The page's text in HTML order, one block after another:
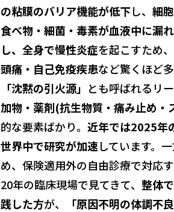
の粘膜のバリア機能が低下し、 細
食べ物・細菌・毒素が血液中に漏
し、全身で慢性炎症を起こすため、
頭痛・自己免疫疾患など驚くほど
「沈黙の引火源」 とも呼ばれるリ
加物・薬剤(抗生物質・痛み止め
的な要素ばかり。 近年では2025年
世界中で研究が加速しています。
め、保険適用外の自由診療で対応
20年の臨床現場で見てきて、 整体
践した方が、
「原因不明の体調不